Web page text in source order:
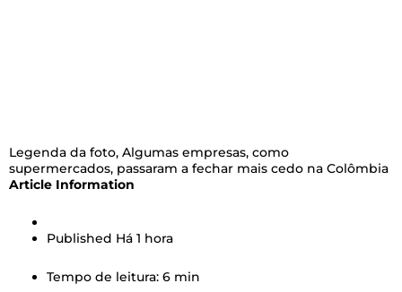
Legenda da foto, Algumas empresas, como
supermercados, passaram a fechar mais cedo na Colômbia
Article Information
Published Há 1 hora
Tempo de leitura: 6 min